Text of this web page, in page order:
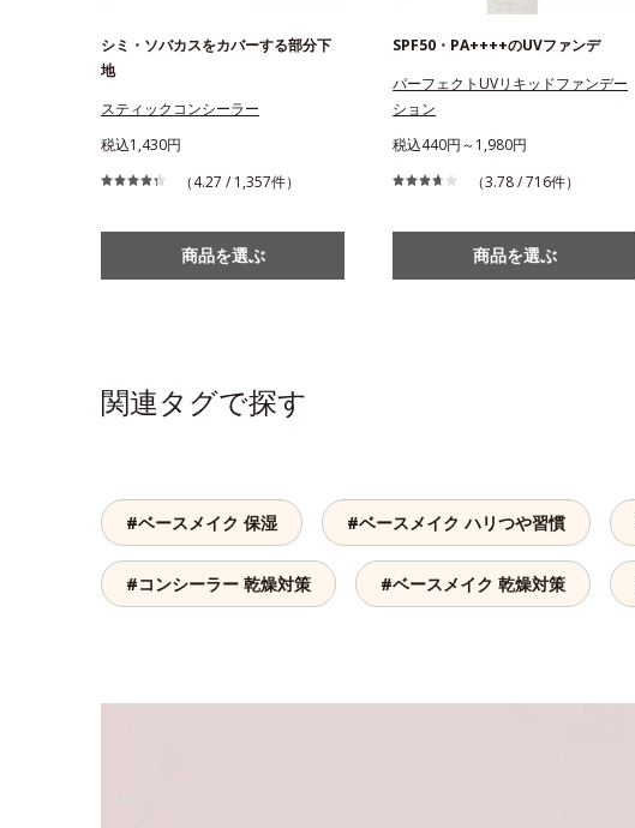
シミ・ソバカスをカバーする部分下
地
スティックコンシーラー
税込1,430円
（4.27 / 1,357件）
商品を選ぶ
SPF50・PA++++のUVファンデ
パーフェクトUVリキッドファンデー
ション
税込440円～1,980円
（3.78 / 716件）
商品を選ぶ
関連タグで探す
#ベースメイク 保湿 #ベースメイク ハリつや習慣
#コンシーラー 乾燥対策 #ベースメイク 乾燥対策